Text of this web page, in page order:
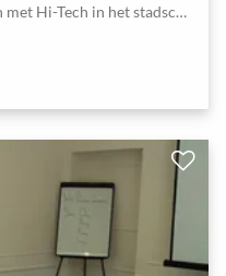
Multifunctionele conferentiezalen met Hi-Tech in het stadscentrum